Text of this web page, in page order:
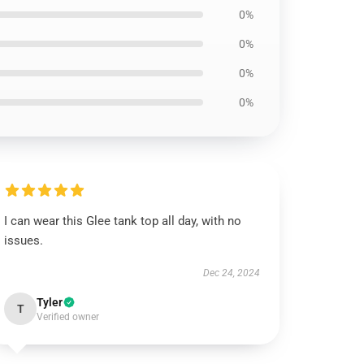
0%
0%
0%
0%
I can wear this Glee tank top all day, with no
issues.
Dec 24, 2024
T Tyler
Verified owner